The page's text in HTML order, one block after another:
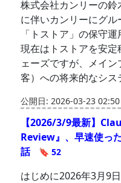
株式会社カンリーの
に伴いカンリーにグ
「トストア」の保守
現在はトストアを安
ェーズですが、メイ
客）への将来的なシ
公開日: 2026-03-23 02:50
【2026/3/9最新】
Review』、早速使っ
話
🔖 52
はじめに2026年3月9